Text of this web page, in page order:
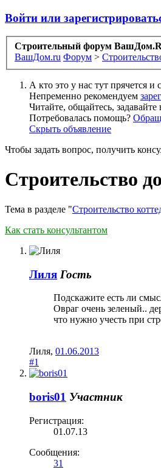
Войти или
Строительный форум
ВашДом.ru Форум >
А кто это у нас тут прячется и
Непременно рекомендуем
Читайте, общайтесь,
Потребовалась помощь?
Скрыть объявление
Чтобы задать вопрос, получить
Строительство
Тема в разделе "Строительство
Как стать консультантом
Лиля Гость
Подскажите есть ли
Овраг очень зеленый..
что нужно учесть при
Лиля, 01.06.2013
#1
boris01 Участник
Регистрация:
01.07.13
Сообщения:
31